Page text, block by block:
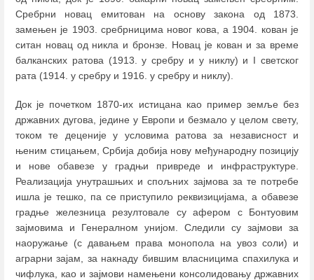
Сребрни новац емитован на основу закона од 1873.
замењен је 1903. сребрницима новог кова, а 1904. кован је
ситан новац од никла и бронзе. Новац је кован и за време
балканских ратова (1913. у сребру и у никлу) и I светског
рата (1914. у сребру и 1916. у сребру и никлу).
Док је почетком 1870-их истицана као пример земље без
државних дугова, једине у Европи и безмало у целом свету,
током те деценије у условима ратова за независност и
њеним стицањем, Србија добија нову међународну позицију
и нове обавезе у градњи привреде и инфраструктуре.
Реализација унутрашњих и спољних зајмова за те потребе
ишла је тешко, па се приступило реквизицијама, а обавезе
градње железница резултовале су афером с Бонтуовим
зајмовима и Генералном унијом. Следили су зајмови за
наоружање (с давањем права монопола на увоз соли) и
аграрни зајам, за накнаду бившим власницима спахилука и
чифлука, као и зајмови намењени консолидовању државних